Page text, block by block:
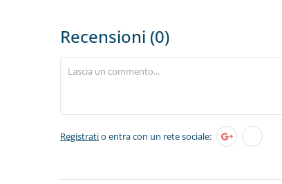
Recensioni (0)
Registratio entra con un rete sociale: